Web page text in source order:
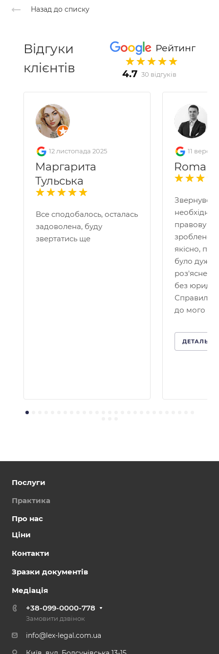
Назад до списку
Рейтинг
4.7 30 відгуків
Відгуки
клієнтів
12 листопада 2025
Маргарита
Тульська
Все сподобалось, осталась
задоволена, буду
звертатись ще
11
Roman
Звернувся
правову
зроблено
якісно,
було дуже
роз'яснено
без
Справило
до мого
Послуги
Практика
Про нас
Ціни
Контакти
Зразки документів
Медіація
+38-099-0000-778
Замовити дзвінок
info@lex-legal.com.ua